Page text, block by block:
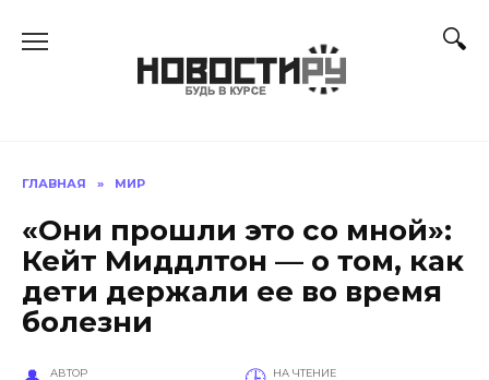
ГЛАВНАЯ » МИР
«Они прошли это со мной»:
Кейт Миддлтон — о том, как
дети держали ее во время
болезни
АВТОР НА ЧТЕНИЕ